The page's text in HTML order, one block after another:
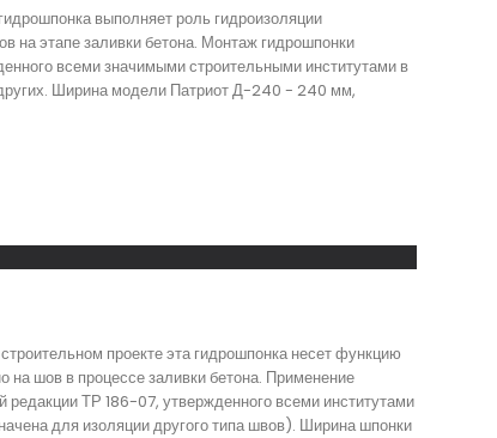
выполняет роль гидроизоляции
на этапе заливки бетона. Монтаж гидрошпонки
всеми значимыми строительными институтами в
Ширина модели Патриот Д-240 - 240 мм,
проекте эта гидрошпонка несет функцию
на шов в процессе заливки бетона. Применение
ТР 186-07, утвержденного всеми институтами
для изоляции другого типа швов). Ширина шпонки